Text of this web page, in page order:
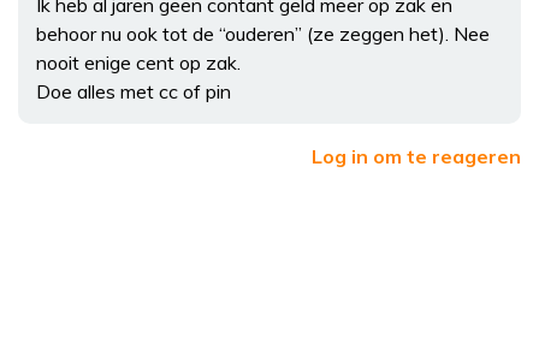
behoor nu ook tot de “ouderen” (ze zeggen het). Nee
nooit enige cent op zak.
Doe alles met cc of pin
Log in om te reageren